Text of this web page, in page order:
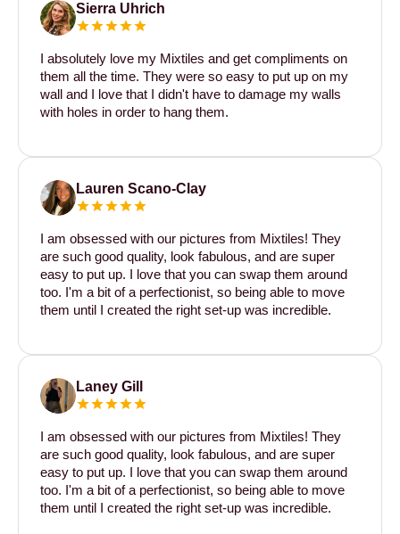
Sierra Uhrich
I absolutely love my Mixtiles and get compliments on
them all the time. They were so easy to put up on my
wall and I love that I didn't have to damage my walls
with holes in order to hang them.
Lauren Scano-Clay
I am obsessed with our pictures from Mixtiles! They
are such good quality, look fabulous, and are super
easy to put up. I love that you can swap them around
too. I'm a bit of a perfectionist, so being able to move
them until I created the right set-up was incredible.
Laney Gill
I am obsessed with our pictures from Mixtiles! They
are such good quality, look fabulous, and are super
easy to put up. I love that you can swap them around
too. I'm a bit of a perfectionist, so being able to move
them until I created the right set-up was incredible.